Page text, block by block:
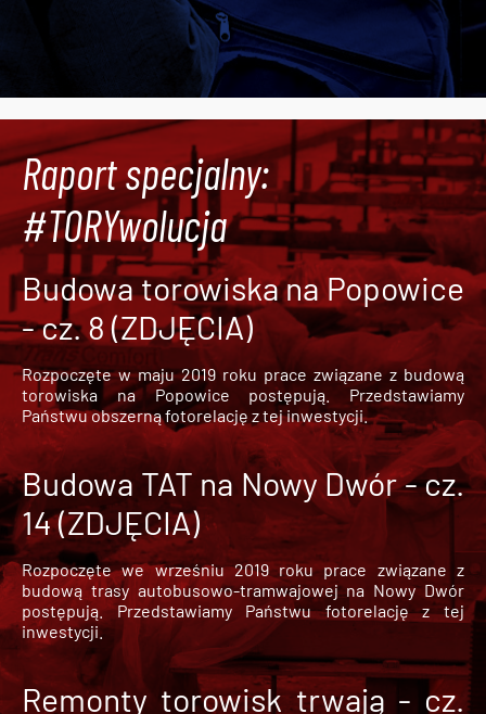
Raport specjalny:
#TORYwolucja
Budowa torowiska na Popowice
- cz. 8 (ZDJĘCIA)
Rozpoczęte w maju 2019 roku prace związane z budową
torowiska na Popowice
postępują. Przedstawiamy
Państwu obszerną fotorelację z tej inwestycji.
Budowa TAT na Nowy Dwór - cz.
14 (ZDJĘCIA)
Rozpoczęte we wrześniu 2019 roku prace związane z
budową trasy autobusowo-tramwajowej na Nowy Dwór
postępują. Przedstawiamy Państwu fotorelację z tej
inwestycji.
Remonty torowisk trwają - cz.